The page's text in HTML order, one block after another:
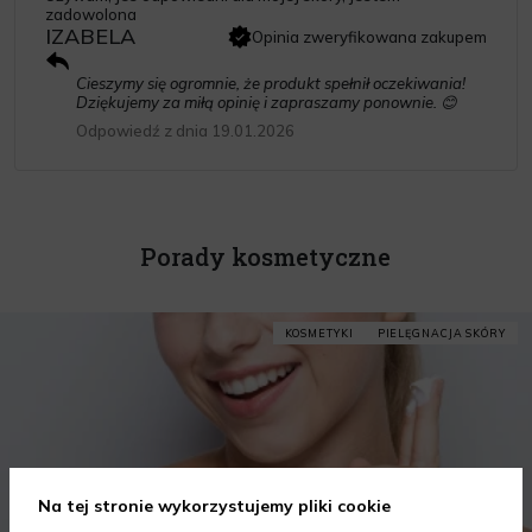
zadowolona
IZABELA Opinia zweryfikowana zakupem
Cieszymy się ogromnie, że produkt spełnił oczekiwania!
Dziękujemy za miłą opinię i zapraszamy ponownie. 😊
Odpowiedź z dnia 19.01.2026
Porady kosmetyczne
KOSMETYKI PIELĘGNACJA SKÓRY
Na tej stronie wykorzystujemy pliki cookie